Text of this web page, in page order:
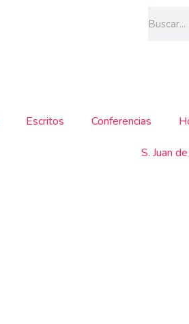
Escritos Conferencias
S. Juan